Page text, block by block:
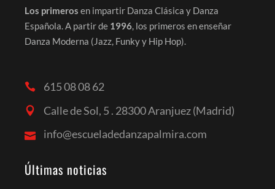
Los primeros en impartir Danza Clásica y Danza
Española. A partir de 1996, los primeros en enseñar
Danza Moderna (Jazz, Funky y Hip Hop).
615 08 08 62
Calle de Sol, 5 . 28300 Aranjuez (Madrid)
info@escueladedanzapalmira.com
Últimas noticias